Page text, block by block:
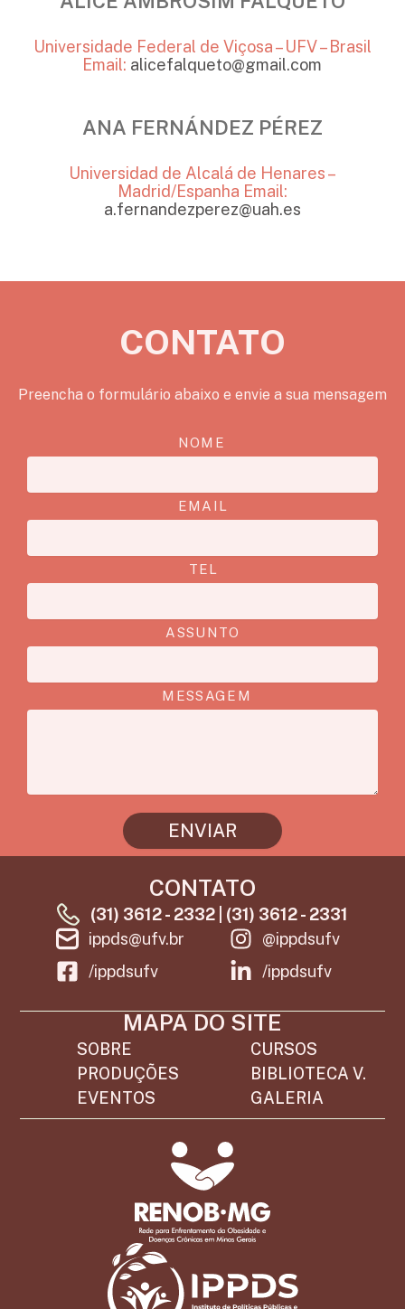
Universidade Federal de Viçosa – UFV – Brasil
Email: alicefalqueto@gmail.com
ANA FERNÁNDEZ PÉREZ
Universidad de Alcalá de Henares –
Madrid/Espanha Email:
a.fernandezperez@uah.es
CONTATO
Preencha o formulário abaixo e envie a sua mensagem
NOME
EMAIL
TEL
ASSUNTO
MESSAGEM
ENVIAR
CONTATO
(31) 3612 - 2332 | (31) 3612 - 2331
ippds@ufv.br
/ippdsufv
@ippdsufv
/ippdsufv
MAPA DO SITE
SOBRE
PRODUÇÕES
EVENTOS
CURSOS
BIBLIOTECA V.
GALERIA